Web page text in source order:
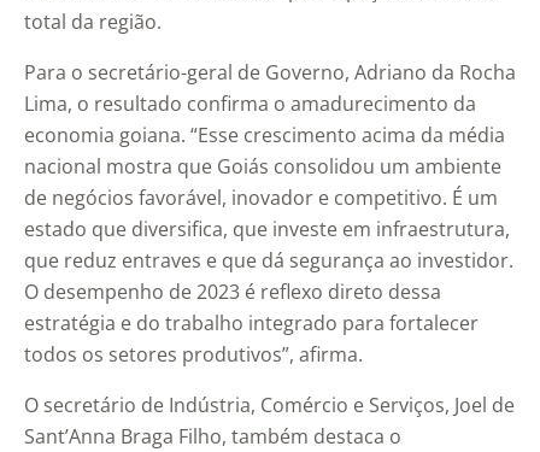
total da região.
Para o secretário-geral de Governo, Adriano da Rocha
Lima, o resultado confirma o amadurecimento da
economia goiana. “Esse crescimento acima da média
nacional mostra que Goiás consolidou um ambiente
de negócios favorável, inovador e competitivo. É um
estado que diversifica, que investe em infraestrutura,
que reduz entraves e que dá segurança ao investidor.
O desempenho de 2023 é reflexo direto dessa
estratégia e do trabalho integrado para fortalecer
todos os setores produtivos”, afirma.
O secretário de Indústria, Comércio e Serviços, Joel de
Sant’Anna Braga Filho, também destaca o